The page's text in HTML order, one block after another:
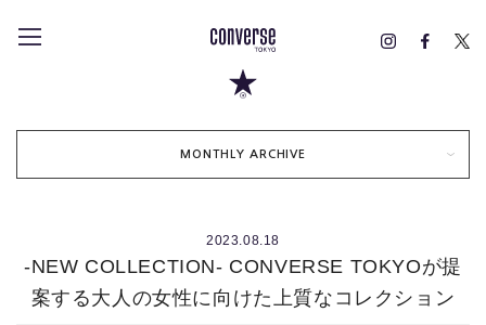
MONTHLY ARCHIVE
2023.08.18
-NEW COLLECTION- CONVERSE TOKYOが提
案する大人の女性に向けた上質なコレクション